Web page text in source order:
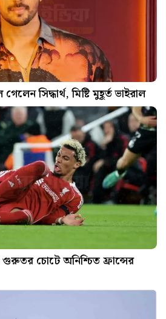
সিদ্ধার্থ, মিষ্টি মুহূর্ত ভাইরাল
গুরুতর চোটে অনিশ্চিত ফ্রান্সের